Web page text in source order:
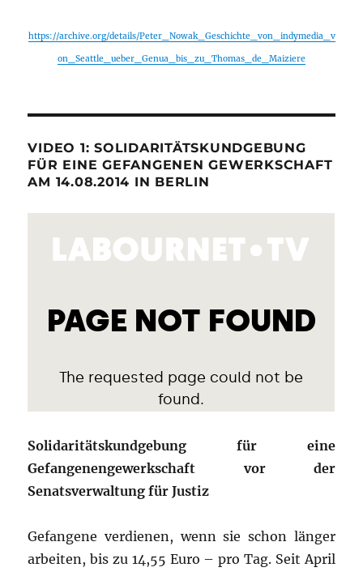
https://archive.org/details/Peter_Nowak_Geschichte_von_indymedia_v
on_Seattle_ueber_Genua_bis_zu_Thomas_de_Maiziere
VIDEO 1: SOLIDARITÄTSKUNDGEBUNG
FÜR EINE GEFANGENEN GEWERKSCHAFT
AM 14.08.2014 IN BERLIN
Solidaritätskundgebung für eine
Gefangenengewerkschaft vor der
Senatsverwaltung für Justiz
Gefangene verdienen, wenn sie schon länger
arbeiten, bis zu 14,55 Euro – pro Tag. Seit April